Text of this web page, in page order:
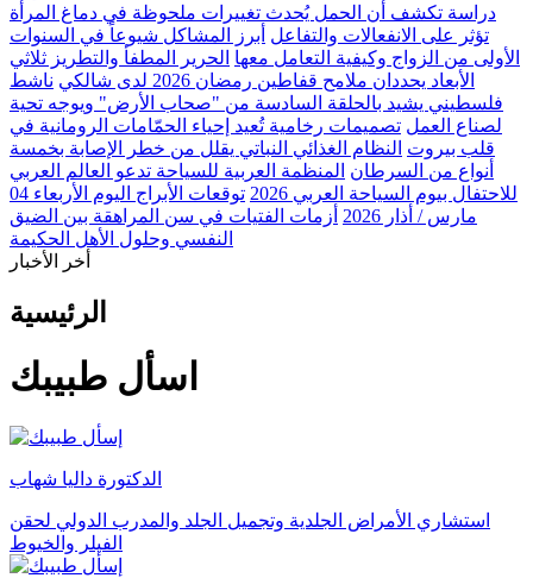
دراسة تكشف أن الحمل يُحدث تغييرات ملحوظة في دماغ المرأة
تؤثر على الانفعالات والتفاعل أبرز المشاكل شيوعاً في السنوات
الأولى من الزواج وكيفية التعامل معها الحرير المطفأ والتطريز ثلاثي
الأبعاد يحددان ملامح قفاطين رمضان 2026 لدى شالكي
ناشط
فلسطيني يشيد بالحلقة السادسة من "صحاب الأرض" ويوجه تحية
لصناع العمل تصميمات رخامية تُعيد إحياء الحمّامات الرومانية في
قلب بيروت النظام الغذائي النباتي يقلل من خطر الإصابة بخمسة
أنواع من السرطان المنظمة العربية للسياحة تدعو العالم العربي
للاحتفال بيوم السياحة العربي 2026
توقعات الأبراج اليوم الأربعاء 04
مارس / أذار 2026
أزمات الفتيات في سن المراهقة بين الضيق
النفسي وحلول الأهل الحكيمة
أخر الأخبار
الرئيسية
اسأل طبيبك
الدكتورة داليا شهاب
استشاري الأمراض الجلدية وتجميل الجلد والمدرب الدولي لحقن
الفيلر والخيوط